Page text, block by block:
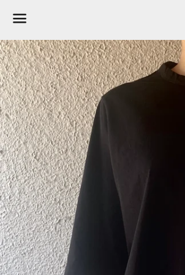
メ
ニ
ュ
ー